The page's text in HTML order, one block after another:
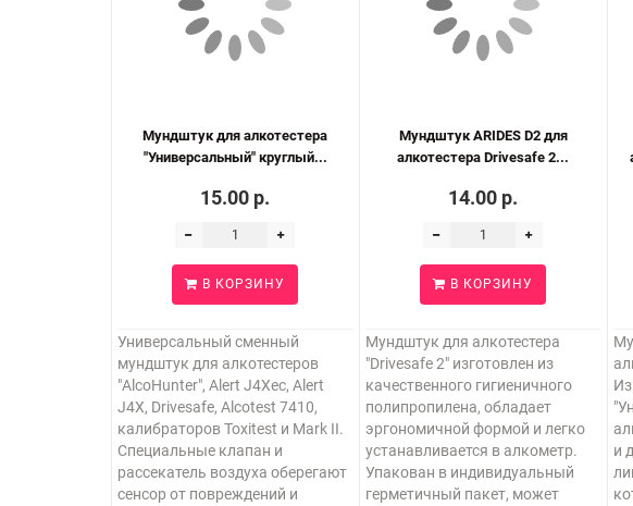
Мундштук для алкотестера
"Универсальный" круглый...
15.00 р.
В КОРЗИНУ
Универсальный сменный
мундштук для алкотестеров
"AlcoHunter", Alert J4Xec, Alert
J4X, Drivesafe, Alcotest 7410,
калибраторов Toxitest и Mark II.
Специальные клапан и
рассекатель воздуха оберегают
сенсор от повреждений и
Мундштук ARIDES D2 для
алкотестера Drivesafe 2...
14.00 р.
В КОРЗИНУ
Мундштук для алкотестера
"Drivesafe 2" изготовлен из
качественного гигиеничного
полипропилена, обладает
эргономичной формой и легко
устанавливается в алкометр.
Упакован в индивидуальный
герметичный пакет, может
и